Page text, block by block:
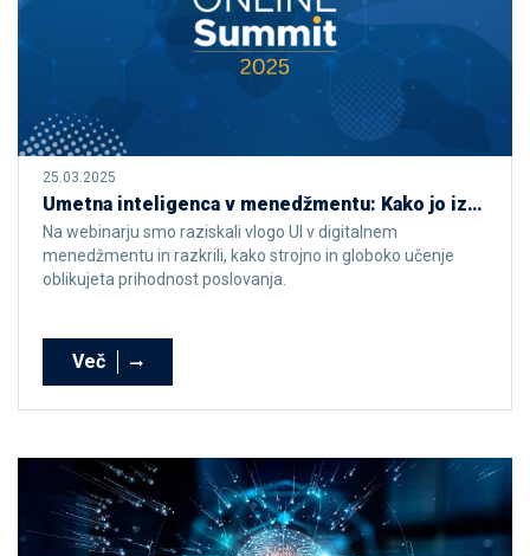
25.03.2025
Umetna inteligenca v menedžmentu: Kako jo izkoristiti za konkurenčno prednost?
Na webinarju smo raziskali vlogo UI v digitalnem
menedžmentu in razkrili, kako strojno in globoko učenje
oblikujeta prihodnost poslovanja.
Več